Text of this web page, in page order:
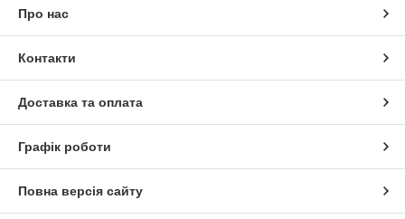
Про нас
Контакти
Доставка та оплата
Графік роботи
Повна версія сайту